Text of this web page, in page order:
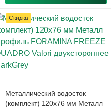
Скидка
Металлический водосток
(комплект) 120x76 мм Металл